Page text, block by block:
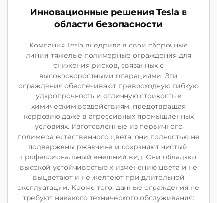
Инновационные решения Tesla в
области безопасности
Компания Tesla внедрила в свои сборочные
линии тяжёлые полимерные ограждения для
снижения рисков, связанных с
высокоскоростными операциями. Эти
ограждения обеспечивают превосходную гибкую
ударопрочность и отличную стойкость к
химическим воздействиям, предотвращая
коррозию даже в агрессивных промышленных
условиях. Изготовленные из первичного
полимера естественного цвета, они полностью не
подвержены ржавчине и сохраняют чистый,
профессиональный внешний вид. Они обладают
высокой устойчивостью к изменению цвета и не
выцветают и не желтеют при длительной
эксплуатации. Кроме того, данные ограждения не
требуют никакого технического обслуживания: